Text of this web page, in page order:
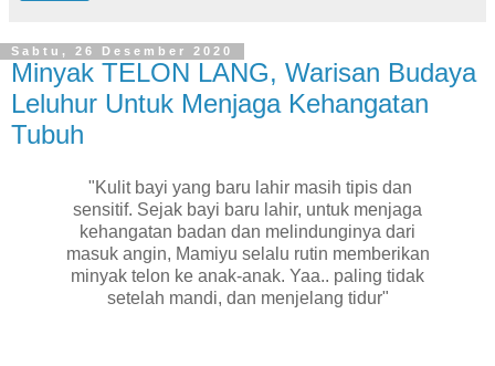
Sabtu, 26 Desember 2020
Minyak TELON LANG, Warisan Budaya
Leluhur Untuk Menjaga Kehangatan
Tubuh
"Kulit bayi yang baru lahir masih tipis dan
sensitif. Sejak bayi baru lahir, untuk menjaga
kehangatan badan dan melindunginya dari
masuk angin, Mamiyu selalu rutin memberikan
minyak telon ke anak-anak. Yaa.. paling tidak
setelah mandi, dan menjelang tidur"